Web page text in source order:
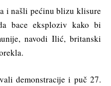
i našli pećinu blizu klisure
bace eksploziv kako bi
navodi Ilić, britanski
demonstracije i puč 27.